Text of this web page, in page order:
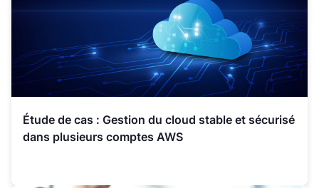
Étude de cas : Gestion du cloud stable et sécurisé
dans plusieurs comptes AWS